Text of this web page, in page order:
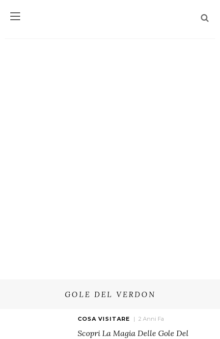
GOLE DEL VERDON
COSA VISITARE 2 Anni Fa
Scopri La Magia Delle Gole Del